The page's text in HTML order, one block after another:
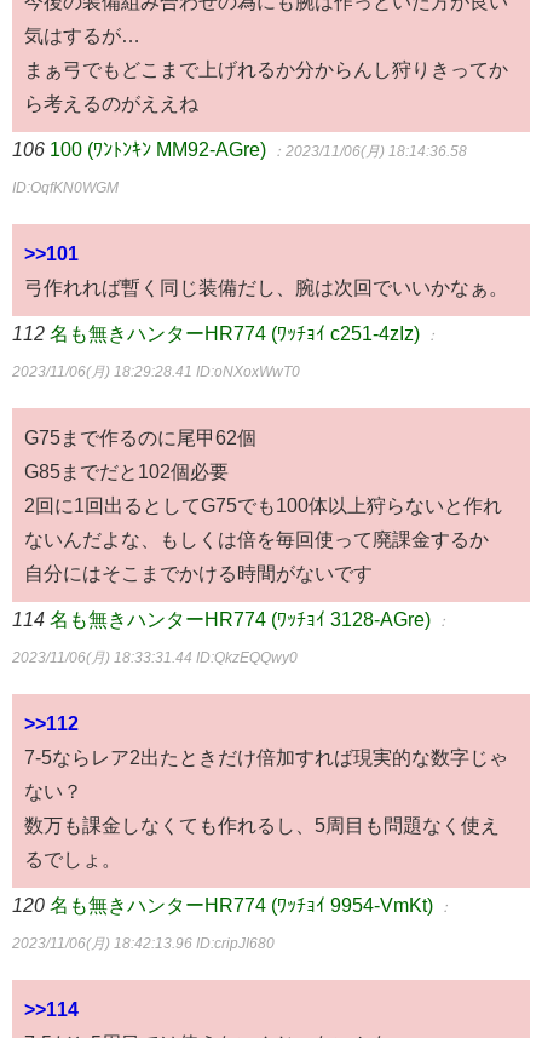
気はするが…
まぁ弓でもどこまで上げれるか分からんし狩りきってか
ら考えるのがええね
106 100 (ﾜﾝﾄﾝｷﾝ MM92-AGre) ：2023/11/06(月) 18:14:36.58
ID:OqfKN0WGM
>>101
弓作れれば暫く同じ装備だし、腕は次回でいいかなぁ。
112 名も無きハンターHR774 (ﾜｯﾁｮｲ c251-4zIz) ：
2023/11/06(月) 18:29:28.41 ID:oNXoxWwT0
G75まで作るのに尾甲62個
G85までだと102個必要
2回に1回出るとしてG75でも100体以上狩らないと作れ
ないんだよな、もしくは倍を毎回使って廃課金するか
自分にはそこまでかける時間がないです
114 名も無きハンターHR774 (ﾜｯﾁｮｲ 3128-AGre) ：
2023/11/06(月) 18:33:31.44 ID:QkzEQQwy0
>>112
7-5ならレア2出たときだけ倍加すれば現実的な数字じゃ
ない？
数万も課金しなくても作れるし、5周目も問題なく使え
るでしょ。
120 名も無きハンターHR774 (ﾜｯﾁｮｲ 9954-VmKt) ：
2023/11/06(月) 18:42:13.96 ID:cripJI680
>>114